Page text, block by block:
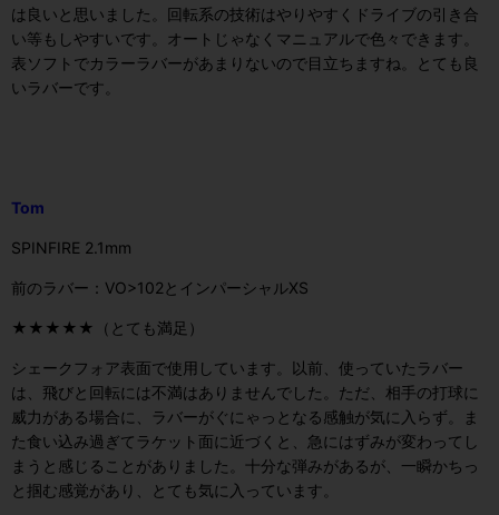
は良いと思いました。回転系の技術はやりやすくドライブの引き合
い等もしやすいです。オートじゃなくマニュアルで色々できます。
表ソフトでカラーラバーがあまりないので目立ちますね。とても良
いラバーです。
Tom
SPINFIRE 2.1mm
前のラバー：VO>102とインパーシャルXS
★★★★★（とても満足）
シェークフォア表面で使用しています。以前、使っていたラバー
は、飛びと回転には不満はありませんでした。ただ、相手の打球に
威力がある場合に、ラバーがぐにゃっとなる感触が気に入らず。ま
た食い込み過ぎてラケット面に近づくと、急にはずみが変わってし
まうと感じることがありました。十分な弾みがあるが、一瞬かちっ
と掴む感覚があり、とても気に入っています。